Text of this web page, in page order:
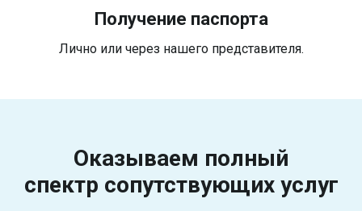
Получение паспорта
Лично или через нашего представителя.
Оказываем полный
спектр сопутствующих услуг